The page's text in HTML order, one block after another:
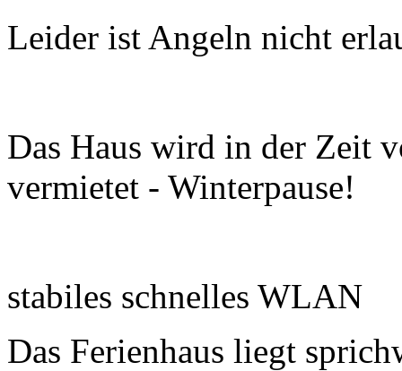
Leider ist Angeln nicht
Das Haus wird in der Zeit
vermietet - Winterpause!
stabiles schnelles WLAN
Das Ferienhaus liegt